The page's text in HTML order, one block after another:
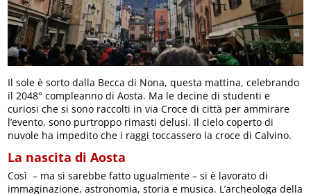
Il sole è sorto dalla Becca di Nona, questa mattina, celebrando
il 2048° compleanno di Aosta. Ma le decine di studenti e
curiosi che si sono raccolti in via Croce di città per ammirare
l’evento, sono purtroppo rimasti delusi. Il cielo coperto di
nuvole ha impedito che i raggi toccassero la croce di Calvino.
La nascita di Aosta
Così – ma si sarebbe fatto ugualmente – si è lavorato di
immaginazione, astronomia, storia e musica. L’archeologa della